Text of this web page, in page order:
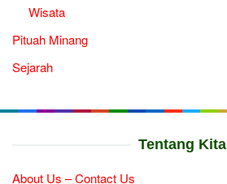
Wisata
Pituah Minang
Sejarah
Tentang Kita
About Us – Contact Us